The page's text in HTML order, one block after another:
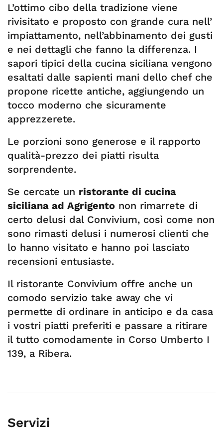
L’ottimo cibo della tradizione viene
rivisitato e proposto con grande cura nell’
impiattamento, nell’abbinamento dei gusti
e nei dettagli che fanno la differenza. I
sapori tipici della cucina siciliana vengono
esaltati dalle sapienti mani dello chef che
propone ricette antiche, aggiungendo un
tocco moderno che sicuramente
apprezzerete.
Le porzioni sono generose e il rapporto
qualità-prezzo dei piatti risulta
sorprendente.
Se cercate un ristorante di cucina
siciliana ad Agrigento non rimarrete di
certo delusi dal Convivium, così come non
sono rimasti delusi i numerosi clienti che
lo hanno visitato e hanno poi lasciato
recensioni entusiaste.
Il ristorante Convivium offre anche un
comodo servizio take away che vi
permette di ordinare in anticipo e da casa
i vostri piatti preferiti e passare a ritirare
il tutto comodamente in Corso Umberto I
139, a Ribera.
Servizi